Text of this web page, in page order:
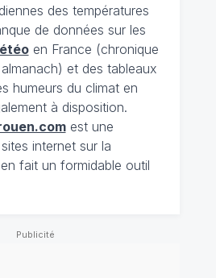
des températures
de données sur les
en France (chronique
et des tableaux
humeurs du climat en
à disposition.
est une
internet sur la
fait un formidable outil